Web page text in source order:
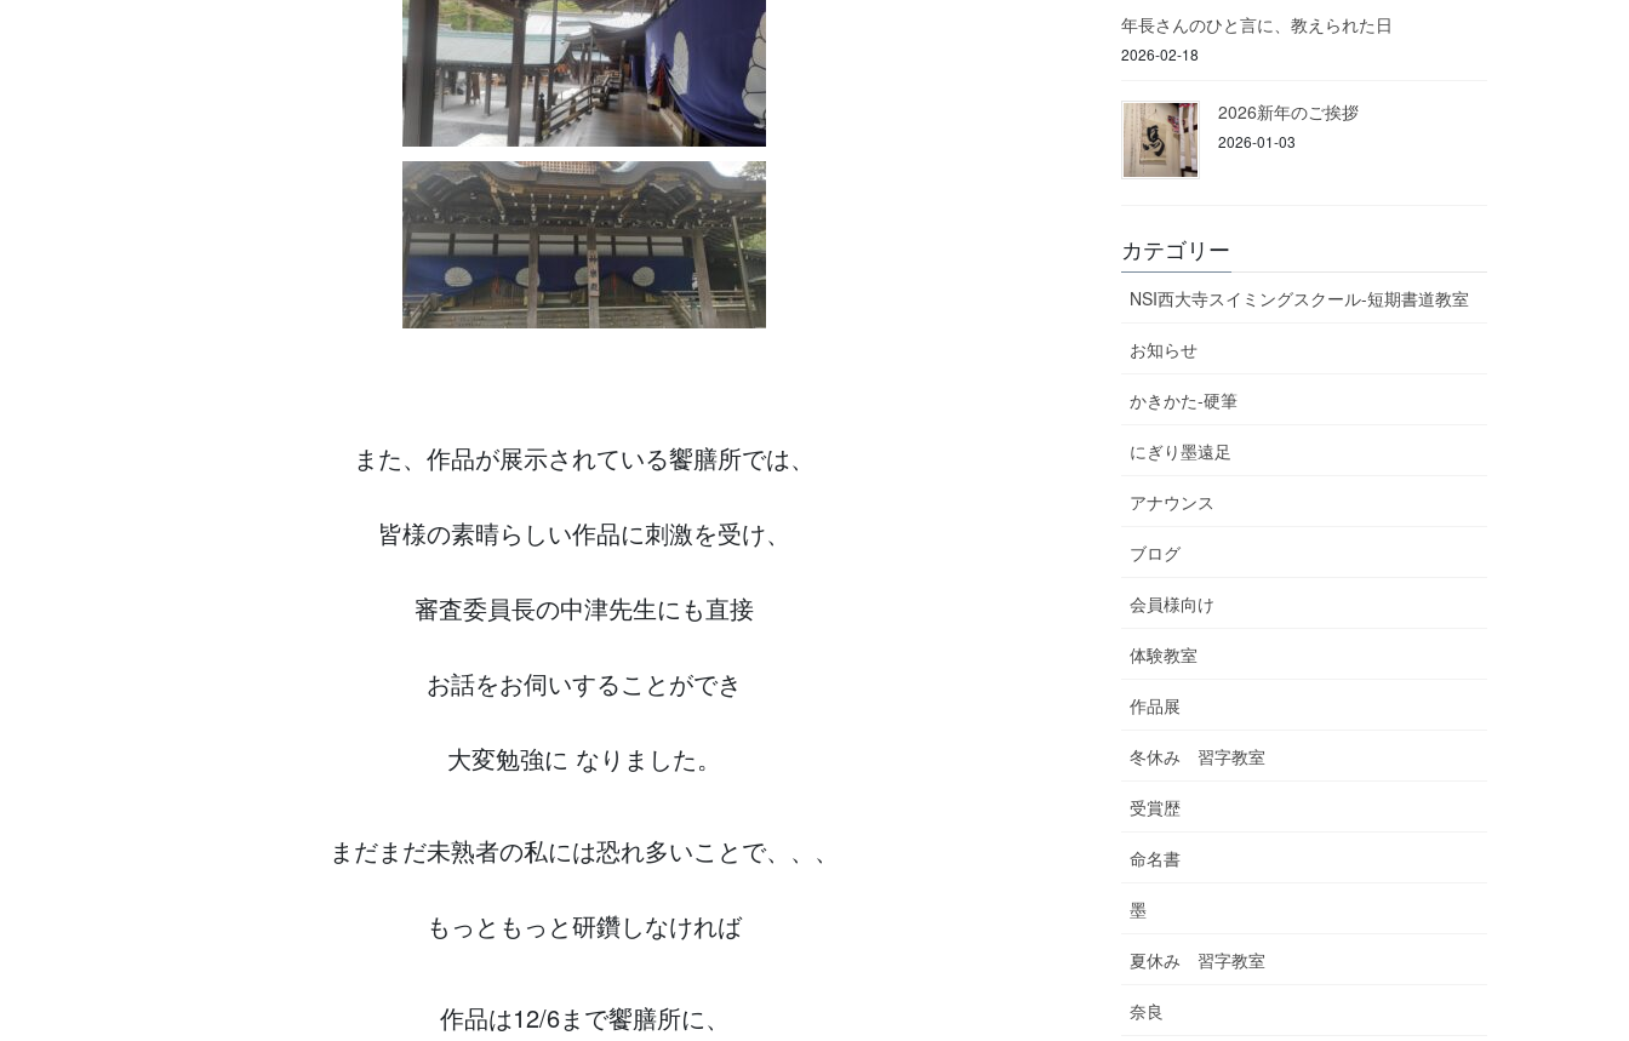
また、作品が展示されている饗膳所では、
皆様の素晴らしい作品に刺激を受け、
審査委員長の中津先生にも直接
お話をお伺いすることができ
大変勉強に なりました。
まだまだ未熟者の私には恐れ多いことで、、、
もっともっと研鑽しなければ
作品は12/6まで饗膳所に、
年長さんのひと言に、教えられた日
2026-02-18
2026新年のご挨拶
2026-01-03
カテゴリー
NSI西大寺スイミングスクール-短期書道教室
お知らせ
かきかた-硬筆
にぎり墨遠足
アナウンス
ブログ
会員様向け
体験教室
作品展
冬休み 習字教室
受賞歴
命名書
墨
夏休み 習字教室
奈良